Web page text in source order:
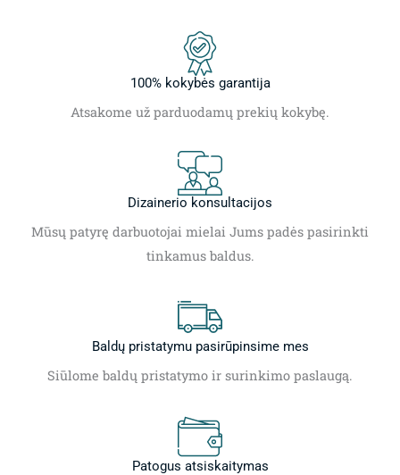
100% kokybės garantija
Atsakome už parduodamų prekių kokybę.
Dizainerio konsultacijos
Mūsų patyrę darbuotojai mielai Jums padės pasirinkti
tinkamus baldus.
Baldų pristatymu pasirūpinsime mes
Siūlome baldų pristatymo ir surinkimo paslaugą.
Patogus atsiskaitymas